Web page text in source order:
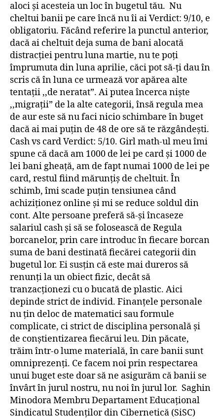
aloci și acesteia un loc în bugetul tău. Nu
cheltui banii pe care încă nu îi ai Verdict: 9/10, e
obligatoriu. Făcând referire la punctul anterior,
dacă ai cheltuit deja suma de bani alocată
distracției pentru luna martie, nu te poți
împrumuta din luna aprilie, căci pot să-ți dau în
scris că în luna ce urmează vor apărea alte
tentații ,,de neratat”. Ai putea încerca niște
,,migrații” de la alte categorii, însă regula mea
de aur este să nu faci nicio schimbare în buget
dacă ai mai puțin de 48 de ore să te răzgândești.
Cash vs card Verdict: 5/10. Girl math-ul meu îmi
spune că dacă am 1000 de lei pe card și 1000 de
lei bani gheață, am de fapt numai 1000 de lei pe
card, restul fiind mărunțiș de cheltuit. În
schimb, îmi scade puțin tensiunea când
achiziționez online și mi se reduce soldul din
cont. Alte persoane preferă să-și încaseze
salariul cash și să se folosească de Regula
borcanelor, prin care introduc în fiecare borcan
suma de bani destinată fiecărei categorii din
bugetul lor. Ei susțin că este mai dureros să
renunți la un obiect fizic, decât să
tranzacționezi cu o bucată de plastic. Aici
depinde strict de individ. Finanțele personale
nu țin deloc de matematici sau formule
complicate, ci strict de disciplina personală și
de conștientizarea fiecărui leu. Din păcate,
trăim într-o lume materială, în care banii sunt
omniprezenți. Ce facem noi prin respectarea
unui buget este doar să ne asigurăm că banii se
învârt în jurul nostru, nu noi în jurul lor. Saghin
Minodora Membru Departament Educațional
Sindicatul Studenților din Cibernetică (SiSC)